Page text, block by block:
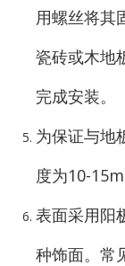
用螺丝将其
瓷砖或木地
完成安装。
为保证与地
度为10-
表面采用阳
种饰面。常